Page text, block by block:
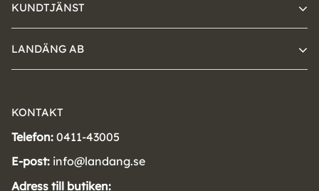
KUNDTJÄNST
LANDÄNG AB
KONTAKT
Telefon: 0411-43005
E-post: info@landang.se
Adress till butiken: